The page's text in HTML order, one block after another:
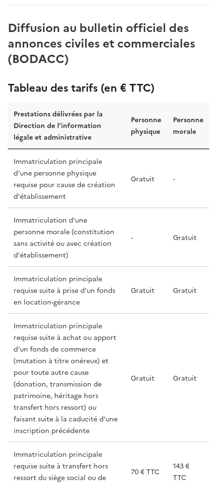
Diffusion au bulletin officiel des
annonces civiles et commerciales
(BODACC)
Tableau des tarifs (en € TTC)
Prestations délivrées par la
Direction de l’information
légale et administrative
Personne
physique
Personne
morale
Immatriculation principale
d'une personne physique
requise pour cause de création
d'établissement
Gratuit -
Immatriculation d'une
personne morale (constitution
sans activité ou avec création
d'établissement)
- Gratuit
Immatriculation principale
requise suite à prise d'un fonds
en location-gérance
Gratuit Gratuit
Immatriculation principale
requise suite à achat ou apport
d'un fonds de commerce
(mutation à titre onéreux) et
pour toute autre cause
(donation, transmission de
patrimoine, héritage hors
transfert hors ressort) ou
faisant suite à la caducité d'une
inscription précédente
Gratuit Gratuit
Immatriculation principale
requise suite à transfert hors
ressort du siège social ou de
70 € TTC
143 €
TTC